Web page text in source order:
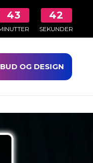
43 40
SEKUNDER
OG DESIGN